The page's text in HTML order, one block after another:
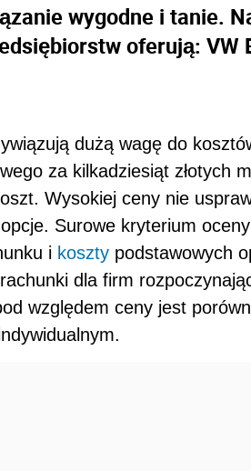
wygodne i tanie.
oferują:
dużą wagę do
za kilkadziesiąt złotych
Wysokiej ceny nie
Surowe kryterium
i koszty podstawowych
dla firm
względem ceny jest